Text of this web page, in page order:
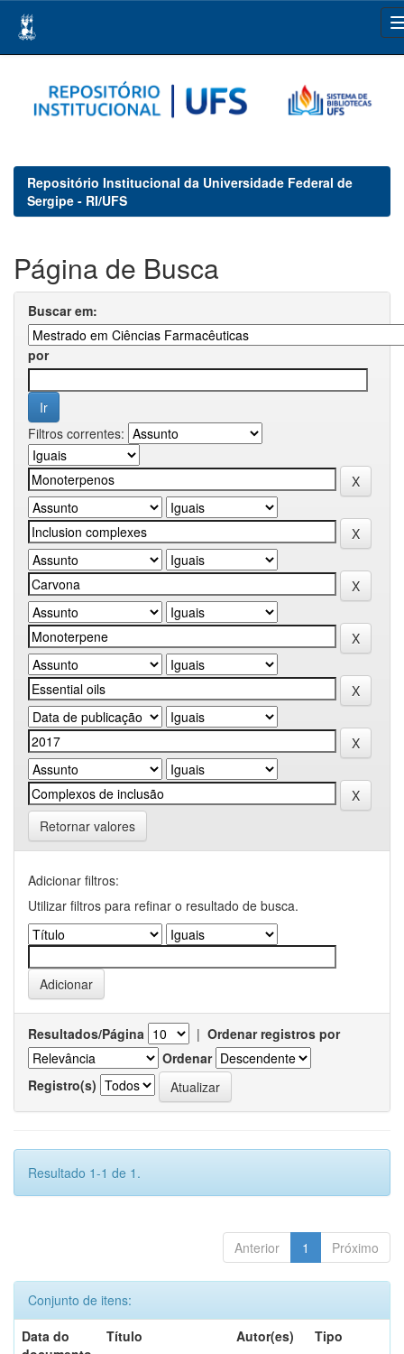
navigation
Repositório Institucional da Universidade Federal de
Sergipe - RI/UFS
Página de Busca
Buscar em:
por
Filtros correntes:
Retornar valores
Adicionar filtros:
Utilizar filtros para refinar o resultado de busca.
Resultados/Página | Ordenar registros por
Ordenar
Registro(s)
Resultado 1-1 de 1.
Anterior 1 Próximo
Conjunto de itens:
Data do
Título Autor(es) Tipo